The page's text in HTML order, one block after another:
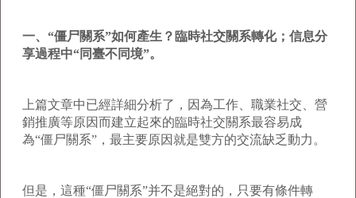
一、“僵尸關系”如何產生？臨時社交關系轉化；信息分
享過程中“同臺不同境”。
上篇文章中已經詳細分析了，因為工作、職業社交、營
銷推廣等原因而建立起來的臨時社交關系最容易成
為“僵尸關系”，最主要原因就是雙方的交流缺乏動力。
但是，這種“僵尸關系”并不是絕對的，只要有條件轉